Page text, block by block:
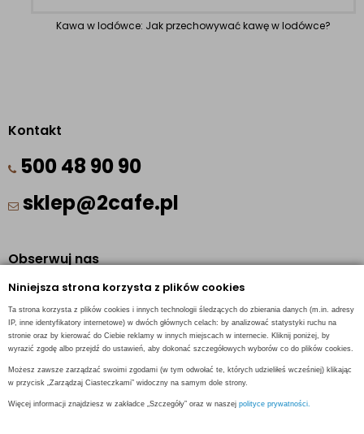
Niniejsza strona korzysta z plików cookies
Ta strona korzysta z plików cookies i innych technologii śledzących do zbierania danych (m.in. adresy
IP, inne identyfikatory internetowe) w dwóch głównych celach: by analizować statystyki ruchu na
stronie oraz by kierować do Ciebie reklamy w innych miejscach w internecie. Kliknij poniżej, by
wyrazić zgodę albo przejdź do ustawień, aby dokonać szczegółowych wyborów co do plików cookies.
Możesz zawsze zarządzać swoimi zgodami (w tym odwołać te, których udzieliłeś wcześniej) klikając
w przycisk „Zarządzaj Ciasteczkami” widoczny na samym dole strony.
Więcej informacji znajdziesz w zakładce „Szczegóły” oraz w naszej polityce prywatności.
Kawa w lodówce: Jak przechowywać kawę w lodówce?
Kontakt
500 48 90 90
sklep@2cafe.pl
Obserwuj nas
Facebook
Pinterest
Instagram